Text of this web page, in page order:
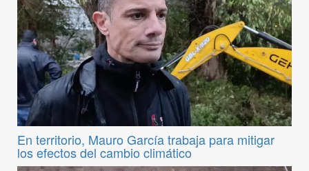
En territorio, Mauro García trabaja para mitigar
los efectos del cambio climático